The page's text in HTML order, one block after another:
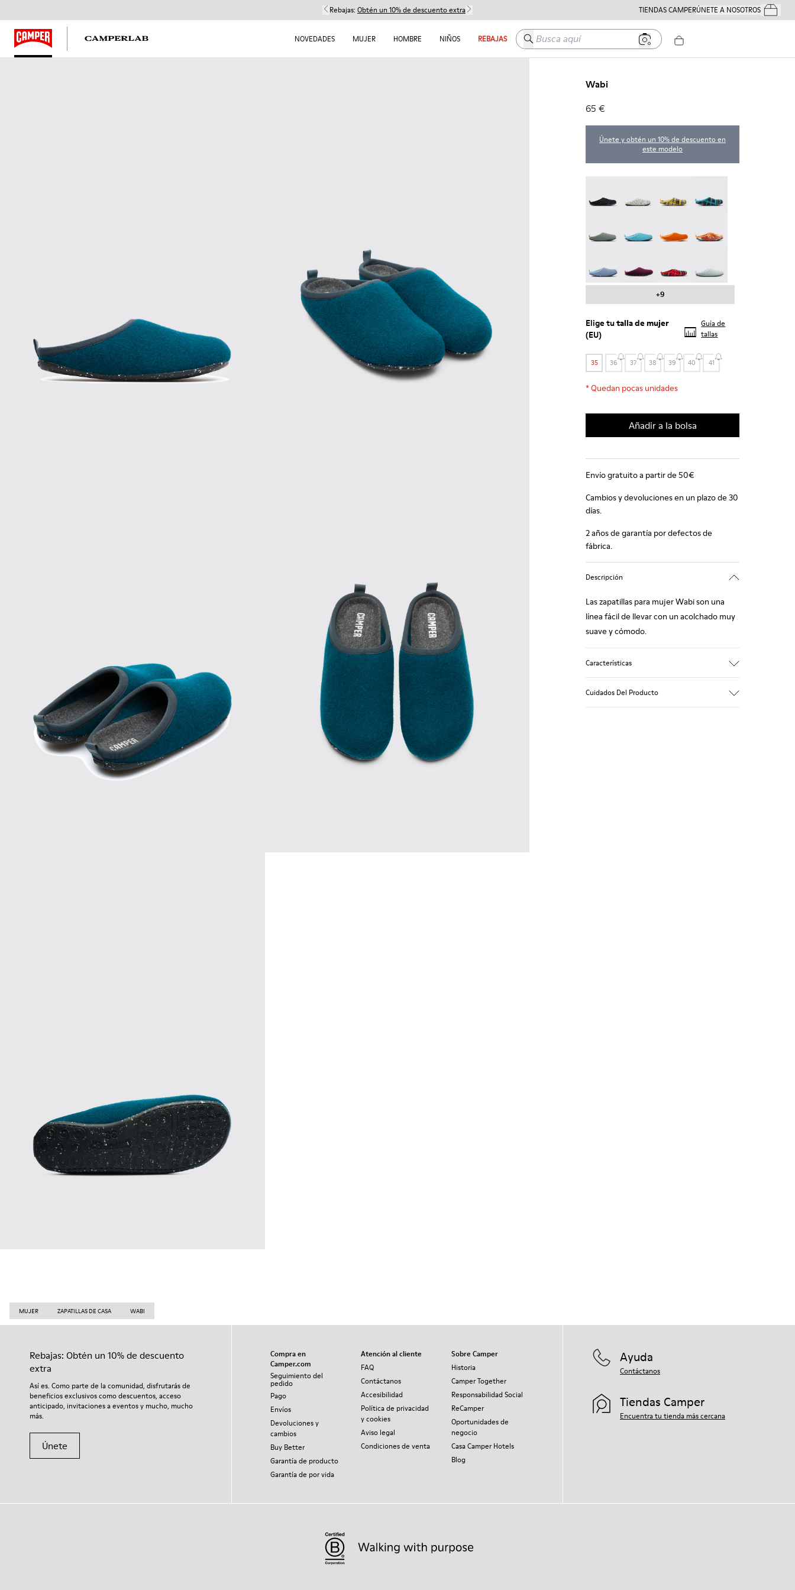
Rebajas: Obtén un 10% de descuento extra TIENDAS CAMPERÚNETE A NOSOTROSTus
NOVEDADES MUJER HOMBRE NIÑOS REBAJAS Busca aquí
Wabi
65 €
Únete y obtén un 10% de descuento en
este modelo
+9
Elige tutalla de mujer
(EU)
Guía de
tallas
35 36 37 38 39 40 41
*Quedan pocas unidades
Añadir a la bolsa
Envío gratuito a partir de 50€
Cambios y devoluciones en un plazo de 30
días.
2 años de garantía por defectos de
fábrica.
Descripción
Las zapatillas para mujer Wabi son una
línea fácil de llevar con un acolchado muy
suave y cómodo.
Características
Cuidados Del Producto
MUJER ZAPATILLAS DE CASA WABI
Rebajas: Obtén un 10% de descuento
extra
Así es. Como parte de la comunidad, disfrutarás de
beneficios exclusivos como descuentos, acceso
anticipado, invitaciones a eventos y mucho, mucho
más.
Únete
Compra en
Camper.com
Seguimiento del
pedido
Pago
Envíos
Devoluciones y
cambios
Buy Better
Garantía de producto
Garantía de por vida
Atención al cliente
FAQ
Contáctanos
Accesibilidad
Política de privacidad
y cookies
Aviso legal
Condiciones de venta
Sobre Camper
Historia
Camper Together
Responsabilidad Social
ReCamper
Oportunidades de
negocio
Casa Camper Hotels
Blog
Ayuda
Contáctanos
Tiendas Camper
Encuentra tu tienda más cercana